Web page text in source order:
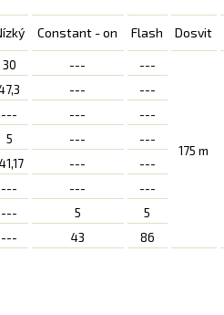
Constant - on Flash Dosvit
30 --- ---
175 m
---
---
--- ---
---
5 ---
---
---
---
--- ---
---
--- 5
5
--- 43 86